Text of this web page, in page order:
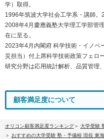
学）取得。
1996年筑波大学社会工学系・講師。
2008年4月慶應義塾大学理工学部管
在に至る。
2023年4月内閣府 科学技術・イノベ
災担当）付上席科学技術政策フェロ
研究分野は応用統計解析、品質管理
顧客満足度について
オリコン顧客満足度ランキング
大学受験
おすすめの大学受験 塾・予備校 現役 東